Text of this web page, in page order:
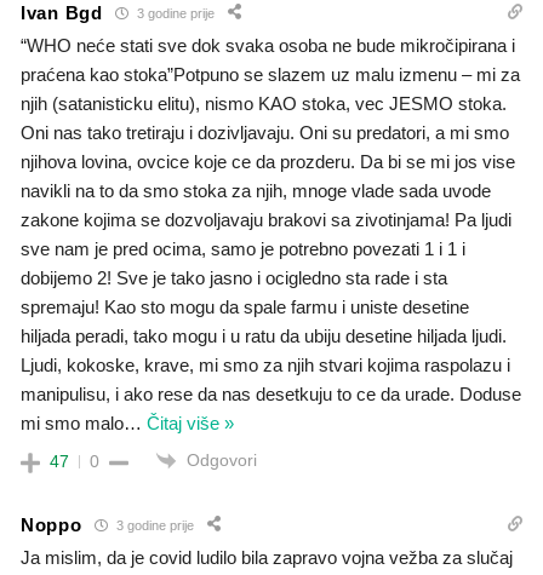
Ivan Bgd 3 godine prije
“WHO neće stati sve dok svaka osoba ne bude mikročipirana i
praćena kao stoka”Potpuno se slazem uz malu izmenu – mi za
njih (satanisticku elitu), nismo KAO stoka, vec JESMO stoka.
Oni nas tako tretiraju i dozivljavaju. Oni su predatori, a mi smo
njihova lovina, ovcice koje ce da prozderu. Da bi se mi jos vise
navikli na to da smo stoka za njih, mnoge vlade sada uvode
zakone kojima se dozvoljavaju brakovi sa zivotinjama! Pa ljudi
sve nam je pred ocima, samo je potrebno povezati 1 i 1 i
dobijemo 2! Sve je tako jasno i ocigledno sta rade i sta
spremaju! Kao sto mogu da spale farmu i uniste desetine
hiljada peradi, tako mogu i u ratu da ubiju desetine hiljada ljudi.
Ljudi, kokoske, krave, mi smo za njih stvari kojima raspolazu i
manipulisu, i ako rese da nas desetkuju to ce da urade. Doduse
mi smo malo… Čitaj više »
47 0 Odgovori
Noppo 3 godine prije
Ja mislim, da je covid ludilo bila zapravo vojna vežba za slučaj